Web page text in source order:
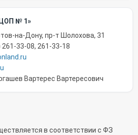
№ 1»
на-Дону, пр-т Шолохова, 31
33-08, 261-33-18
Вартерес Вартересович
в соответствии с ФЗ